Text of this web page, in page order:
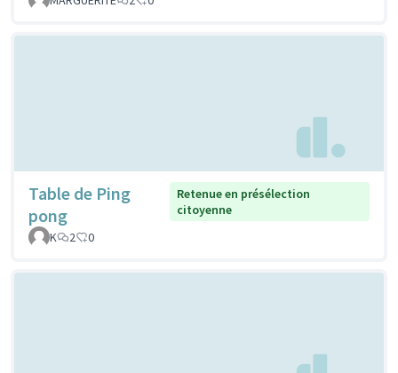
Table de Ping
pong
Retenue en présélection
citoyenne
K
2 0